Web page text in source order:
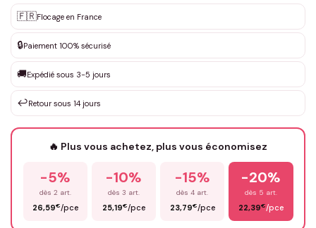
✨ Personnalisation sur mesure
DEVIS GRATUIT · Personnalisation de 3 à 10€ selon la demande
Que souhaitez-vous ?*
Votre texte / idée*
Prénom*
🇫🇷Flocage en France
🔒Paiement 100% sécurisé
🚚Expédié sous 3-5 jours
↩️Retour sous 14 jours
🔥 Plus vous achetez, plus vous économisez
-5%
dès 2 art.
26,59€/pce
-10%
dès 3 art.
25,19€/pce
-15%
dès 4 art.
23,79€/pce
-20%
dès 5 art.
22,39€/pce